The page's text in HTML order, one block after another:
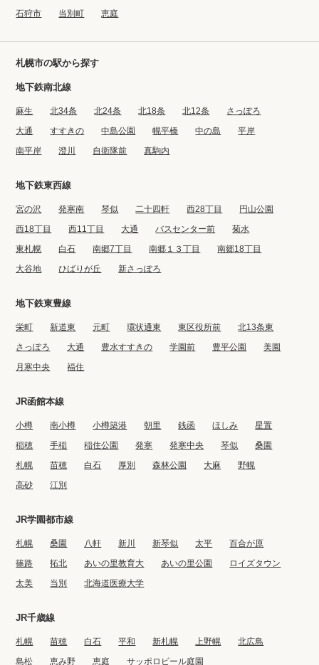
石狩市
当別町 恵庭
札幌市の駅から探す
地下鉄南北線
麻生 北34条 北24条 北18条 北12条
さっぽろ
大通
すすきの 中島公園 幌平橋 中の島
平岸
南平岸
澄川 自衛隊前 真駒内
地下鉄東西線
宮の沢 発寒南 琴似 二十四軒 西28丁目
円山公園
西18丁目
西11丁目 大通 バスセンター前
菊水
東札幌
白石 南郷7丁目 南郷１３丁目
南郷18丁目
大谷地
ひばりが丘 新さっぽろ
地下鉄東豊線
栄町 新道東 元町 環状通東 東区役所前
北13条東
さっぽろ
大通 豊水すすきの 学園前 豊平公園
美園
月寒中央
福住
JR函館本線
小樽 南小樽 小樽築港 朝里 銭函 ほしみ
星置
稲穂
手稲 稲住公園 発寒 発寒中央 琴似
桑園
札幌
苗穂 白石 厚別 森林公園 大麻
野幌
高砂
江別
JR学園都市線
札幌 桑園 八軒 新川 新琴似 太平
百合が原
篠路
拓北 あいの里教育大 あいの里公園
ロイズタウン
太美
当別 北海道医療大学
JR千歳線
札幌 苗穂 白石 平和 新札幌 上野幌
北広島
島松
恵み野 恵庭 サッポロビール庭園